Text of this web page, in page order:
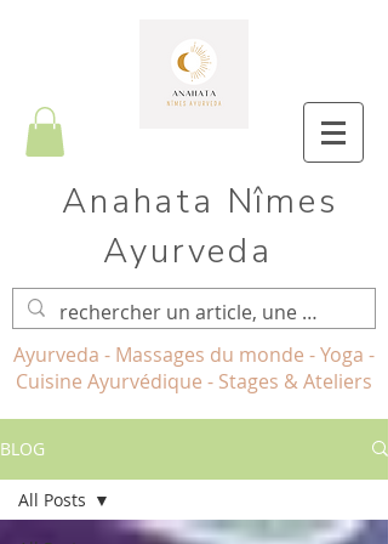
Anahata Nîmes
Ayurveda
Ayurveda - Massages du monde - Yoga -
Cuisine Ayurvédique - Stages & Ateliers
BLOG
All Posts